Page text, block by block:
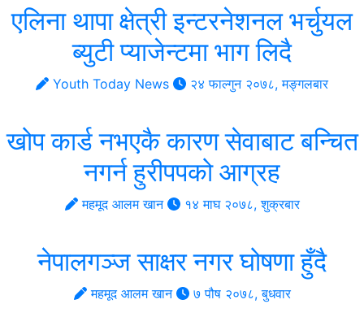
एलिना थापा क्षेत्री इन्टरनेशनल भर्चुयल
ब्युटी प्याजेन्टमा भाग लिदै
Youth Today News २४ फाल्गुन २०७८, मङ्गलबार
खोप कार्ड नभएकै कारण सेवाबाट बन्चित
नगर्न हुरीपपको आग्रह
महमूद आलम खान १४ माघ २०७८, शुक्रबार
नेपालगञ्ज साक्षर नगर घोषणा हुँदै
महमूद आलम खान ७ पौष २०७८, बुधवार